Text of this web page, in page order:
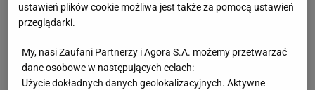
Wspólnej". To jakiś żart?
ustawień plików cookie możliwa jest także za pomocą ustawień
przeglądarki.
My, nasi Zaufani Partnerzy i Agora S.A. możemy przetwarzać
dane osobowe w następujących celach:
Użycie dokładnych danych geolokalizacyjnych. Aktywne